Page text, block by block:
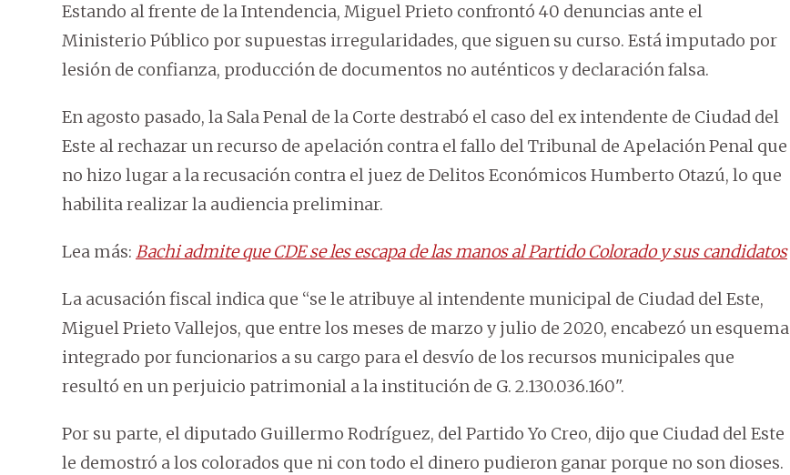
Estando al frente de la Intendencia, Miguel Prieto confrontó 40 denuncias ante el
Ministerio Público por supuestas irregularidades, que siguen su curso. Está imputado por
lesión de confianza, producción de documentos no auténticos y declaración falsa.
En agosto pasado, la Sala Penal de la Corte destrabó el caso del ex intendente de Ciudad del
Este al rechazar un recurso de apelación contra el fallo del Tribunal de Apelación Penal que
no hizo lugar a la recusación contra el juez de Delitos Económicos Humberto Otazú, lo que
habilita realizar la audiencia preliminar.
Lea más: Bachi admite que CDE se les escapa de las manos al Partido Colorado y sus candidatos
La acusación fiscal indica que “se le atribuye al intendente municipal de Ciudad del Este,
Miguel Prieto Vallejos, que entre los meses de marzo y julio de 2020, encabezó un esquema
integrado por funcionarios a su cargo para el desvío de los recursos municipales que
resultó en un perjuicio patrimonial a la institución de G. 2.130.036.160".
Por su parte, el diputado Guillermo Rodríguez, del Partido Yo Creo, dijo que Ciudad del Este
le demostró a los colorados que ni con todo el dinero pudieron ganar porque no son dioses.